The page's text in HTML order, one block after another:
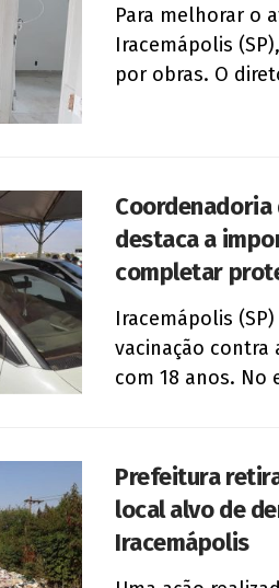
Para melhorar o
Iracemápolis
por obras. O
Coordenadoria
destaca a
completar
Iracemápolis
vacinação contra
com 18 anos. No
Prefeitura
local alvo de
Iracemápolis